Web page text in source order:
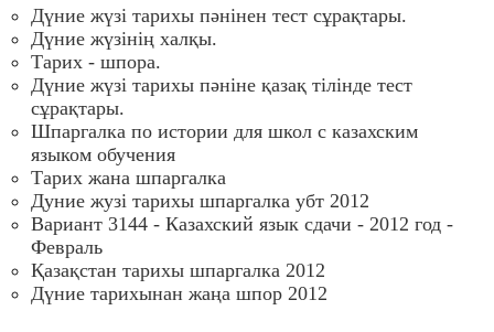
Дүние жүзі тарихы пәнінен тест сұрақтары.
Дүние жүзінің халқы.
Тарих - шпора.
Дүние жүзі тарихы пәніне қазақ тілінде тест
сұрақтары.
Шпаргалка по истории для школ с казахским
языком обучения
Тарих жана шпаргалка
Дуние жузi тарихы шпаргалка убт 2012
Вариант 3144 - Казахский язык сдачи - 2012 год -
Февраль
Қазақстан тарихы шпаргалка 2012
Дүние тарихынан жаңа шпор 2012